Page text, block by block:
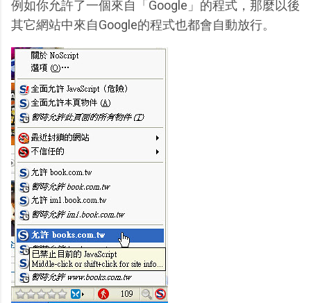
例如你允許了一個來自「Google」的程式，那麼以後
其它網站中來自Google的程式也都會自動放行。